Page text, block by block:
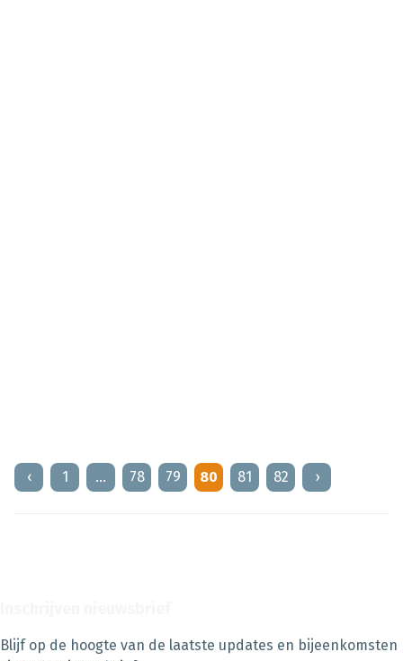
‹ 1 … 78 79 80 81 82 ›
Blijf op de hoogte van de laatste updates en bijeenkomsten